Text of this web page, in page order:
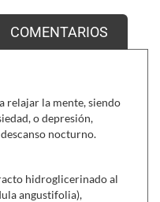
aislada de los
de cada uno de ellos
COMENTARIOS
relajar la mente, siendo
o depresión,
nocturno.
hidroglicerinado al
angustifolia),